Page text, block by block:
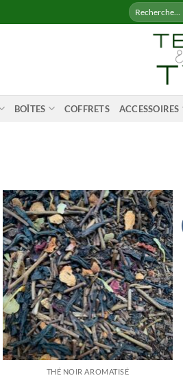
Recherche
pour :
BOÎTES COFFRETS ACCESSOIRES
+
THÉ NOIR AROMATISÉ